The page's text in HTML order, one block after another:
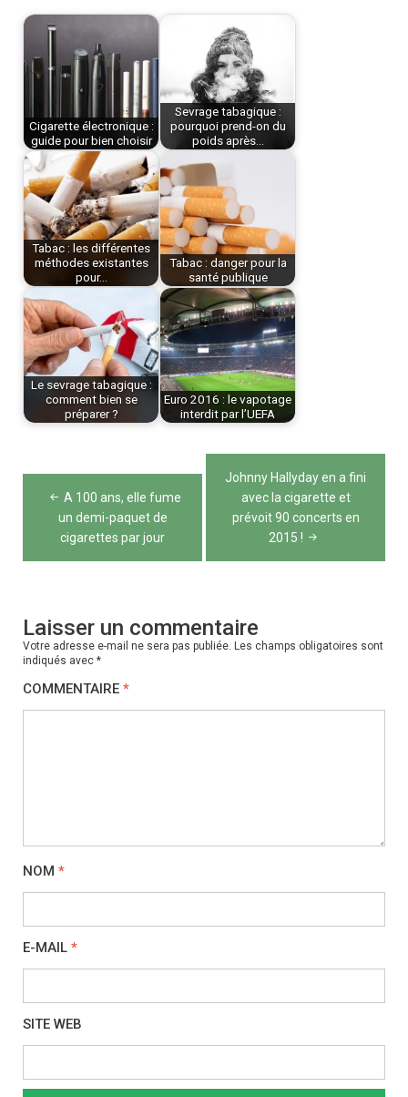
Cigarette électronique :
guide pour bien choisir
Sevrage tabagique :
pourquoi prend-on du
poids après…
Tabac : les différentes
méthodes existantes
pour…
Tabac : danger pour la
santé publique
Le sevrage tabagique :
comment bien se
préparer ?
Euro 2016 : le vapotage
interdit par l’UEFA
Navigation
de
l’article
A 100 ans, elle fume
un demi-paquet de
cigarettes par jour
Johnny Hallyday en a fini
avec la cigarette et
prévoit 90 concerts en
2015 !
Laisser un commentaire
Votre adresse e-mail ne sera pas publiée. Les champs obligatoires sont
indiqués avec *
COMMENTAIRE *
NOM *
E-MAIL *
SITE WEB